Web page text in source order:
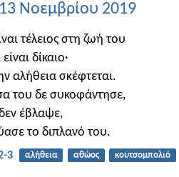
Νοεμβρίου 2019
τέλειος στη ζωή του
δίκαιο·
αλήθεια σκέφτεται.
του δε συκοφάντησε,
έβλαψε,
το διπλανό του.
3 αλήθεια αθώος κουτσομπολιό